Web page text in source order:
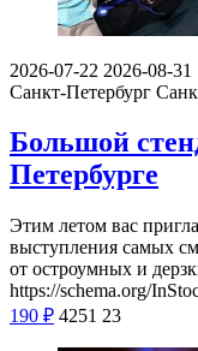
2026-07-22 2026-08-31
Санкт-Петербург
Большой
Петербурге
Этим летом вас
выступления самых
от остроумных и
https://schema.org/
190 ₽ 4251 23